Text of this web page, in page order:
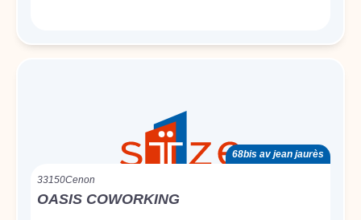
68bis av jean jaurès
33150Cenon
OASIS COWORKING